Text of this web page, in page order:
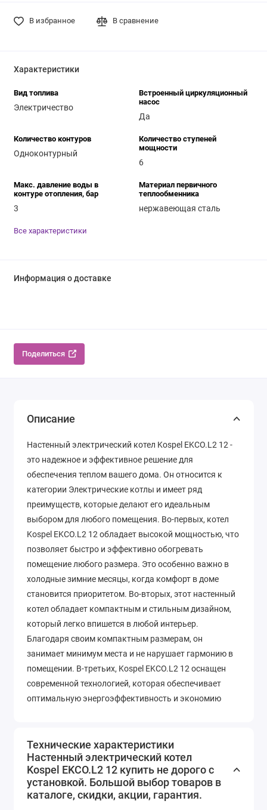
В избранное В сравнение
Характеристики
Вид топлива
Электричество
Встроенный циркуляционный
насос
Да
Количество контуров
Одноконтурный
Количество ступеней
мощности
6
Макс. давление воды в
контуре отопления, бар
3
Материал первичного
теплообменника
нержавеющая сталь
Все характеристики
Информация о доставке
Поделиться
Описание
Наcтенный электрический котел Kospel EKCO.L2 12 -
это надежное и эффективное решение для
обеспечения теплом вашего дома. Он относится к
категории Электрические котлы и имеет ряд
преимуществ, которые делают его идеальным
выбором для любого помещения. Во-первых, котел
Kospel EKCO.L2 12 обладает высокой мощностью, что
позволяет быстро и эффективно обогревать
помещение любого размера. Это особенно важно в
холодные зимние месяцы, когда комфорт в доме
становится приоритетом. Во-вторых, этот наcтенный
котел обладает компактным и стильным дизайном,
который легко впишется в любой интерьер.
Благодаря своим компактным размерам, он
занимает минимум места и не нарушает гармонию в
помещении. В-третьих, Kospel EKCO.L2 12 оснащен
современной технологией, которая обеспечивает
оптимальную энергоэффективность и экономию
положительно сказывается на вашем бюджете.
Кроме того, котел Kospel EKCO.L2 12 обладает
надежной системой безопасности, которая защищает
от перегрева и короткого замыкания. Это
обеспечивает вам спокойствие и уверенность в
Технические характеристики
Наcтенный электрический котел
Kospel EKCO.L2 12 купить не дорого с
установкой. Большой выбор товаров в
каталоге, скидки, акции, гарантия.